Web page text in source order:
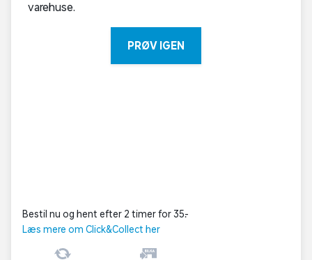
varehuse.
PRØV IGEN
Bestil nu og hent efter 2 timer for 35,-
Læs mere om Click&Collect her